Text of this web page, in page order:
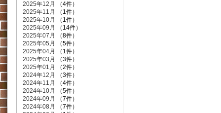
2025年12月
（4件）
2025年11月
（1件）
2025年10月
（1件）
2025年09月
（14件）
2025年07月
（8件）
2025年05月
（5件）
2025年04月
（1件）
2025年03月
（3件）
2025年01月
（2件）
2024年12月
（3件）
2024年11月
（4件）
2024年10月
（5件）
2024年09月
（7件）
2024年08月
（7件）